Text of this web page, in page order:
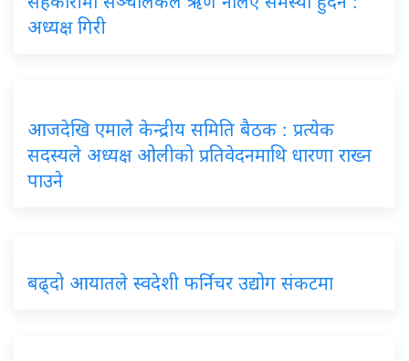
अध्यक्ष गिरी
आजदेखि एमाले केन्द्रीय समिति बैठक : प्रत्येक
सदस्यले अध्यक्ष ओलीको प्रतिवेदनमाथि धारणा राख्न
पाउने
बढ्दो आयातले स्वदेशी फर्निचर उद्योग संकटमा